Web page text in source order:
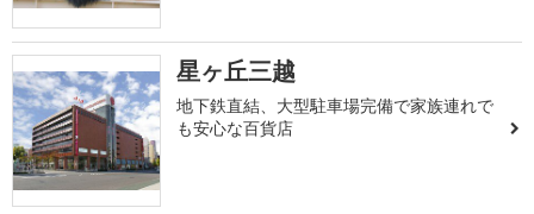
星ヶ丘三越
地下鉄直結、大型駐車場完備で家族連れで
も安心な百貨店